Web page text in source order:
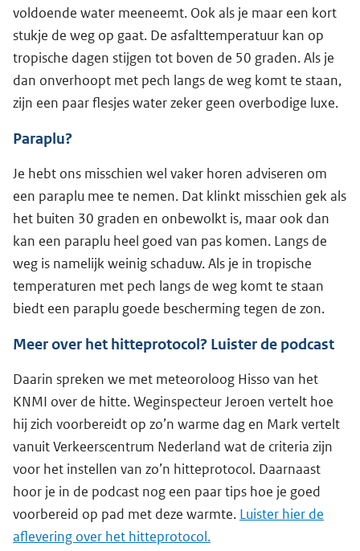
voldoende water meeneemt. Ook als je maar een kort
stukje de weg op gaat. De asfalttemperatuur kan op
tropische dagen stijgen tot boven de 50 graden. Als je
dan onverhoopt met pech langs de weg komt te staan,
zijn een paar flesjes water zeker geen overbodige luxe.
Paraplu?
Je hebt ons misschien wel vaker horen adviseren om
een paraplu mee te nemen. Dat klinkt misschien gek als
het buiten 30 graden en onbewolkt is, maar ook dan
kan een paraplu heel goed van pas komen. Langs de
weg is namelijk weinig schaduw. Als je in tropische
temperaturen met pech langs de weg komt te staan
biedt een paraplu goede bescherming tegen de zon.
Meer over het hitteprotocol? Luister de podcast
Daarin spreken we met meteoroloog Hisso van het
KNMI over de hitte. Weginspecteur Jeroen vertelt hoe
hij zich voorbereidt op zo’n warme dag en Mark vertelt
vanuit Verkeerscentrum Nederland wat de criteria zijn
voor het instellen van zo’n hitteprotocol. Daarnaast
hoor je in de podcast nog een paar tips hoe je goed
voorbereid op pad met deze warmte. Luister hier de
aflevering over het hitteprotocol.